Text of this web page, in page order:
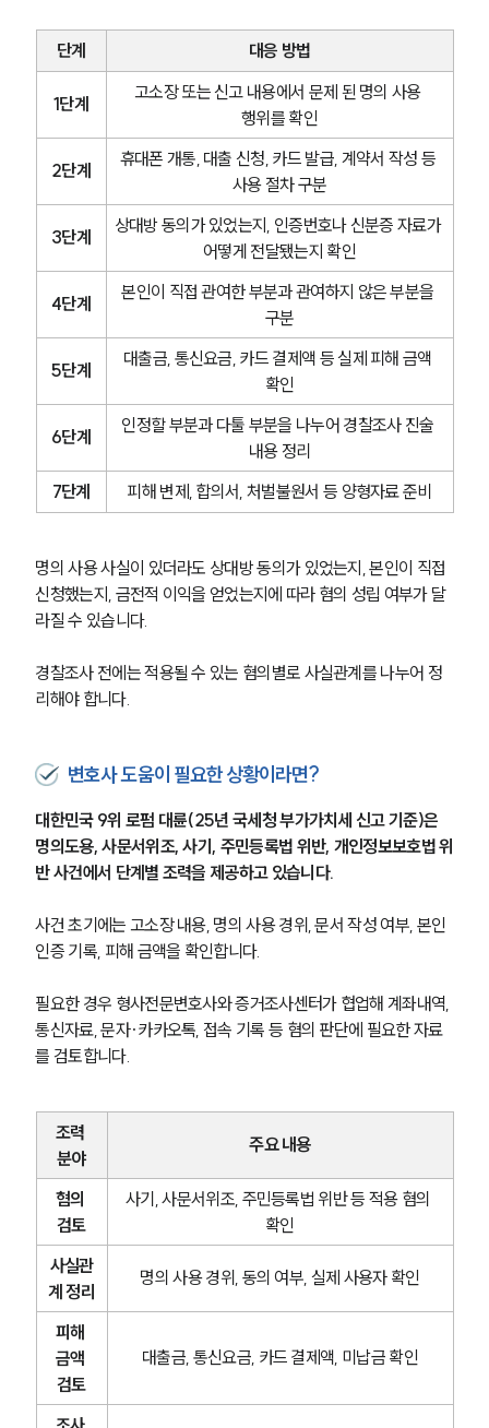
단계 대응 방법
1단계
고소장 또는 신고 내용에서 문제 된 명의 사용
행위를 확인
2단계
휴대폰 개통, 대출 신청, 카드 발급, 계약서 작성 등
사용 절차 구분
3단계
상대방 동의가 있었는지, 인증번호나 신분증 자료가
어떻게 전달됐는지 확인
4단계
본인이 직접 관여한 부분과 관여하지 않은 부분을
구분
5단계
대출금, 통신요금, 카드 결제액 등 실제 피해 금액
확인
6단계
인정할 부분과 다툴 부분을 나누어 경찰조사 진술
내용 정리
7단계
피해 변제, 합의서, 처벌불원서 등 양형자료 준비
명의 사용 사실이 있더라도 상대방 동의가 있었는지, 본인이 직접
신청했는지, 금전적 이익을 얻었는지에 따라 혐의 성립 여부가 달
라질 수 있습니다.
경찰조사 전에는 적용될 수 있는 혐의별로 사실관계를 나누어 정
리해야 합니다.
변호사 도움이 필요한 상황이라면?
대한민국 9위 로펌 대륜(25년 국세청 부가가치세 신고 기준)은
명의도용, 사문서위조, 사기, 주민등록법 위반, 개인정보보호법 위
반 사건에서 단계별 조력을 제공하고 있습니다.
사건 초기에는 고소장 내용, 명의 사용 경위, 문서 작성 여부, 본인
인증 기록, 피해 금액을 확인합니다.
필요한 경우 형사전문변호사와 증거조사센터가 협업해 계좌내역,
통신자료, 문자·카카오톡, 접속 기록 등 혐의 판단에 필요한 자료
를 검토합니다.
조력
분야
주요 내용
혐의
검토
사기, 사문서위조, 주민등록법 위반 등 적용 혐의
확인
사실관
계 정리
명의 사용 경위, 동의 여부, 실제 사용자 확인
피해
금액
검토
대출금, 통신요금, 카드 결제액, 미납금 확인